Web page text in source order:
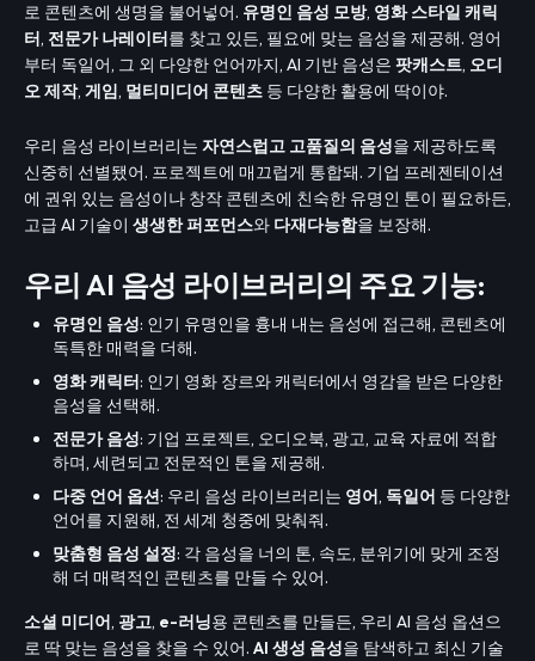
로 콘텐츠에 생명을 불어넣어. 유명인 음성 모방, 영화 스타일 캐릭
터, 전문가 나레이터를 찾고 있든, 필요에 맞는 음성을 제공해. 영어
부터 독일어, 그 외 다양한 언어까지, AI 기반 음성은 팟캐스트, 오디
오 제작, 게임, 멀티미디어 콘텐츠 등 다양한 활용에 딱이야.
우리 음성 라이브러리는 자연스럽고 고품질의 음성을 제공하도록
신중히 선별됐어. 프로젝트에 매끄럽게 통합돼. 기업 프레젠테이션
에 권위 있는 음성이나 창작 콘텐츠에 친숙한 유명인 톤이 필요하든,
고급 AI 기술이 생생한 퍼포먼스와 다재다능함을 보장해.
우리 AI 음성 라이브러리의 주요 기능:
유명인 음성: 인기 유명인을 흉내 내는 음성에 접근해, 콘텐츠에
독특한 매력을 더해.
영화 캐릭터: 인기 영화 장르와 캐릭터에서 영감을 받은 다양한
음성을 선택해.
전문가 음성: 기업 프로젝트, 오디오북, 광고, 교육 자료에 적합
하며, 세련되고 전문적인 톤을 제공해.
다중 언어 옵션: 우리 음성 라이브러리는 영어, 독일어 등 다양한
언어를 지원해, 전 세계 청중에 맞춰줘.
맞춤형 음성 설정: 각 음성을 너의 톤, 속도, 분위기에 맞게 조정
해 더 매력적인 콘텐츠를 만들 수 있어.
소셜 미디어, 광고, e-러닝용 콘텐츠를 만들든, 우리 AI 음성 옵션으
로 딱 맞는 음성을 찾을 수 있어. AI 생성 음성을 탐색하고 최신 기술